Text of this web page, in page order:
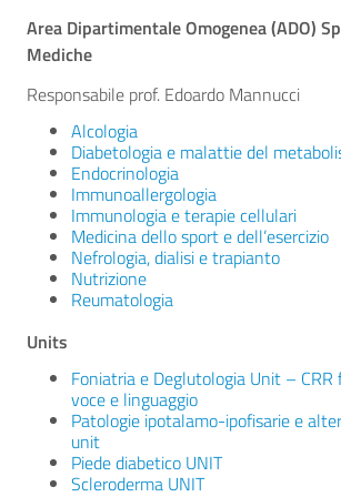
Area Dipartimentale Omogenea (ADO)
Mediche
Responsabile prof. Edoardo Mannucci
Alcologia
Diabetologia e malattie del
Endocrinologia
Immunoallergologia
Immunologia e terapie cellulari
Medicina dello sport e dell’esercizio
Nefrologia, dialisi e trapianto
Nutrizione
Reumatologia
Units
Foniatria e Deglutologia Unit – CRR
voce e linguaggio
Patologie ipotalamo-ipofisarie e
unit
Piede diabetico UNIT
Scleroderma UNIT